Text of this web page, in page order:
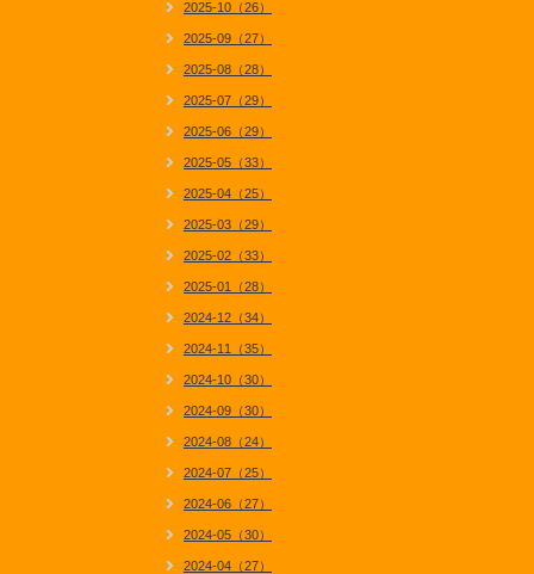
2025-10（26）
2025-09（27）
2025-08（28）
2025-07（29）
2025-06（29）
2025-05（33）
2025-04（25）
2025-03（29）
2025-02（33）
2025-01（28）
2024-12（34）
2024-11（35）
2024-10（30）
2024-09（30）
2024-08（24）
2024-07（25）
2024-06（27）
2024-05（30）
2024-04（27）